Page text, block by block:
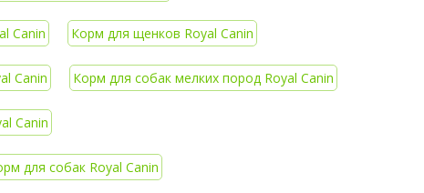
Canin Корм для щенков Royal Canin
Canin Корм для собак мелких пород Royal Canin
Canin
для собак Royal Canin